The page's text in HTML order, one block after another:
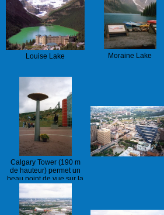
Louise Lake Moraine Lake
Calgary Tower (190 m
de hauteur) permet un
beau point de vue sur la